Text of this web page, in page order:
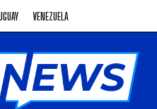
VENEZUELA